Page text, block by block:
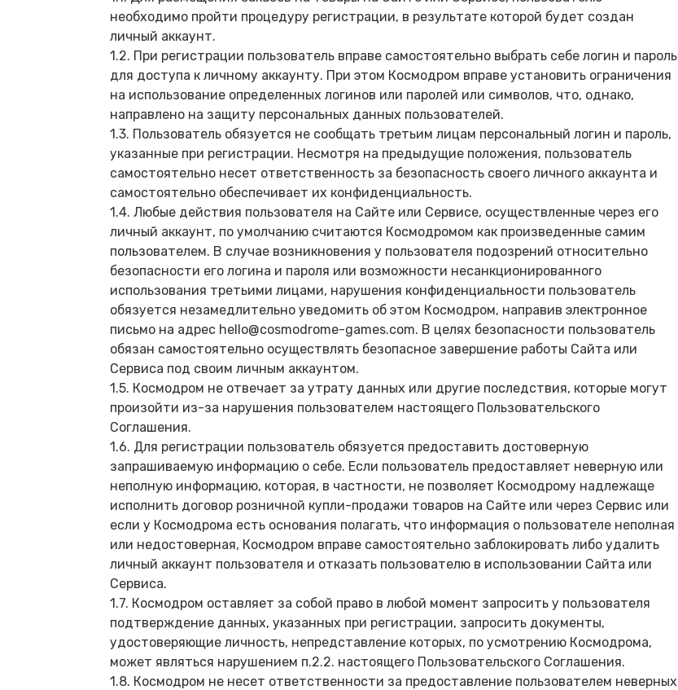
необходимо пройти процедуру регистрации, в результате которой будет создан
личный аккаунт.
1.2. При регистрации пользователь вправе самостоятельно выбрать себе логин и пароль
для доступа к личному аккаунту. При этом Космодром вправе установить ограничения
на использование определенных логинов или паролей или символов, что, однако,
направлено на защиту персональных данных пользователей.
1.3. Пользователь обязуется не сообщать третьим лицам персональный логин и пароль,
указанные при регистрации. Несмотря на предыдущие положения, пользователь
самостоятельно несет ответственность за безопасность своего личного аккаунта и
самостоятельно обеспечивает их конфиденциальность.
1.4. Любые действия пользователя на Сайте или Сервисе, осуществленные через его
личный аккаунт, по умолчанию считаются Космодромом как произведенные самим
пользователем. В случае возникновения у пользователя подозрений относительно
безопасности его логина и пароля или возможности несанкционированного
использования третьими лицами, нарушения конфиденциальности пользователь
обязуется незамедлительно уведомить об этом Космодром, направив электронное
письмо на адрес hello@cosmodrome-games.com. В целях безопасности пользователь
обязан самостоятельно осуществлять безопасное завершение работы Сайта или
Сервиса под своим личным аккаунтом.
1.5. Космодром не отвечает за утрату данных или другие последствия, которые могут
произойти из-за нарушения пользователем настоящего Пользовательского
Соглашения.
1.6. Для регистрации пользователь обязуется предоставить достоверную
запрашиваемую информацию о себе. Если пользователь предоставляет неверную или
неполную информацию, которая, в частности, не позволяет Космодрому надлежаще
исполнить договор розничной купли-продажи товаров на Сайте или через Сервис или
если у Космодрома есть основания полагать, что информация о пользователе неполная
или недостоверная, Космодром вправе самостоятельно заблокировать либо удалить
личный аккаунт пользователя и отказать пользователю в использовании Сайта или
Сервиса.
1.7. Космодром оставляет за собой право в любой момент запросить у пользователя
подтверждение данных, указанных при регистрации, запросить документы,
удостоверяющие личность, непредставление которых, по усмотрению Космодрома,
может являться нарушением п.2.2. настоящего Пользовательского Соглашения.
1.8. Космодром не несет ответственности за предоставление пользователем неверных